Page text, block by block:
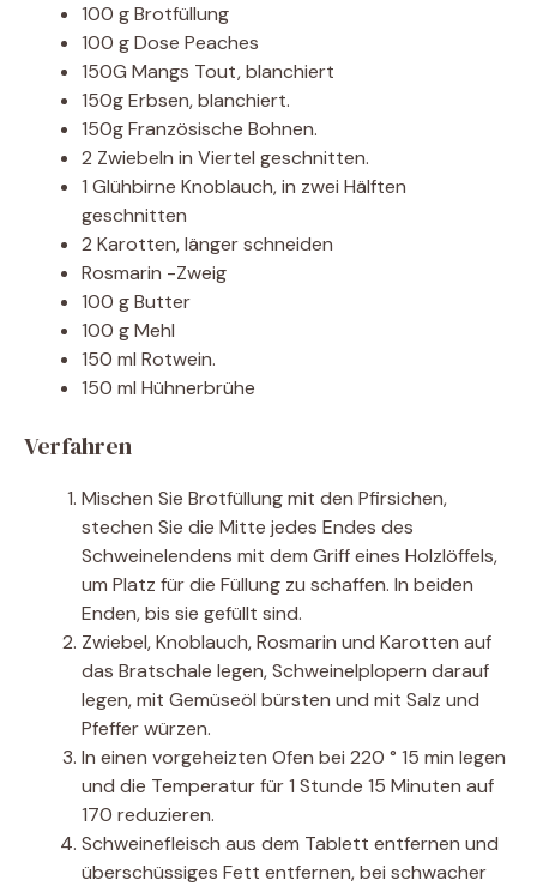
100 g Brotfüllung
100 g Dose Peaches
150G Mangs Tout, blanchiert
150g Erbsen, blanchiert.
150g Französische Bohnen.
2 Zwiebeln in Viertel geschnitten.
1 Glühbirne Knoblauch, in zwei Hälften
geschnitten
2 Karotten, länger schneiden
Rosmarin -Zweig
100 g Butter
100 g Mehl
150 ml Rotwein.
150 ml Hühnerbrühe
Verfahren
Mischen Sie Brotfüllung mit den Pfirsichen,
stechen Sie die Mitte jedes Endes des
Schweinelendens mit dem Griff eines Holzlöffels,
um Platz für die Füllung zu schaffen. In beiden
Enden, bis sie gefüllt sind.
Zwiebel, Knoblauch, Rosmarin und Karotten auf
das Bratschale legen, Schweinelplopern darauf
legen, mit Gemüseöl bürsten und mit Salz und
Pfeffer würzen.
In einen vorgeheizten Ofen bei 220 ° 15 min legen
und die Temperatur für 1 Stunde 15 Minuten auf
170 reduzieren.
Schweinefleisch aus dem Tablett entfernen und
überschüssiges Fett entfernen, bei schwacher